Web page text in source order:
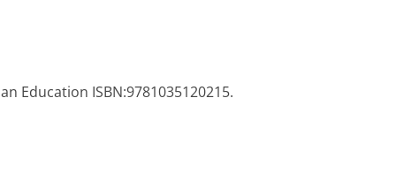
Education ISBN:9781035120215.